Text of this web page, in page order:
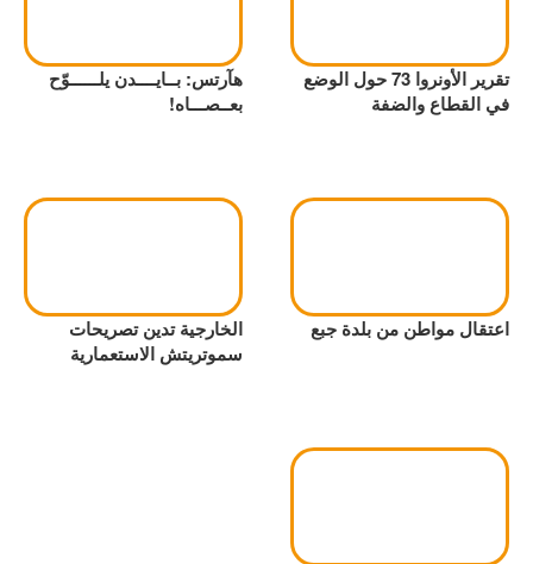
تقرير الأونروا 73 حول الوضع
في القطاع والضفة
هآرتس: بــايــــدن يلــــــوّح
بعــصـــاه!
اعتقال مواطن من بلدة جبع
الخارجية تدين تصريحات
سموتريتش الاستعمارية